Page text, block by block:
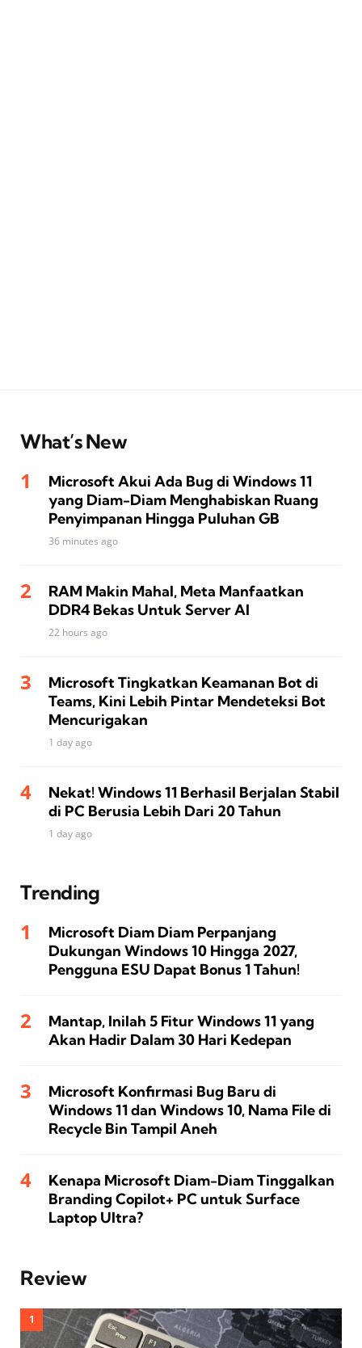
What’s New
Microsoft Akui Ada Bug di Windows 11
yang Diam-Diam Menghabiskan Ruang
Penyimpanan Hingga Puluhan GB
36 minutes ago
RAM Makin Mahal, Meta Manfaatkan
DDR4 Bekas Untuk Server AI
22 hours ago
Microsoft Tingkatkan Keamanan Bot di
Teams, Kini Lebih Pintar Mendeteksi Bot
Mencurigakan
1 day ago
Nekat! Windows 11 Berhasil Berjalan Stabil
di PC Berusia Lebih Dari 20 Tahun
1 day ago
Trending
Microsoft Diam Diam Perpanjang
Dukungan Windows 10 Hingga 2027,
Pengguna ESU Dapat Bonus 1 Tahun!
Mantap, Inilah 5 Fitur Windows 11 yang
Akan Hadir Dalam 30 Hari Kedepan
Microsoft Konfirmasi Bug Baru di
Windows 11 dan Windows 10, Nama File di
Recycle Bin Tampil Aneh
Kenapa Microsoft Diam-Diam Tinggalkan
Branding Copilot+ PC untuk Surface
Laptop Ultra?
Review